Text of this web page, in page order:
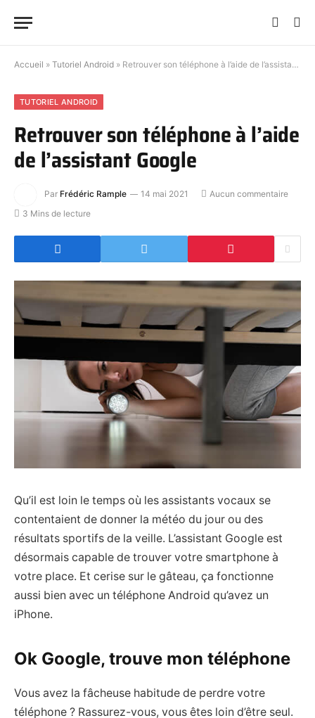
Accueil » Tutoriel Android » Retrouver son téléphone à l’aide de l’assistant Google
TUTORIEL ANDROID
Retrouver son téléphone à l’aide
de l’assistant Google
Par Frédéric Rample 14 mai 2021
Aucun commentaire
3 Mins de lecture
Qu’il est loin le temps où les assistants vocaux se
contentaient de donner la météo du jour ou des
résultats sportifs de la veille. L’assistant Google est
désormais capable de trouver votre smartphone à
votre place. Et cerise sur le gâteau, ça fonctionne
aussi bien avec un téléphone Android qu’avez un
iPhone.
Ok Google, trouve mon téléphone
Vous avez la fâcheuse habitude de perdre votre
téléphone ? Rassurez-vous, vous êtes loin d’être seul.